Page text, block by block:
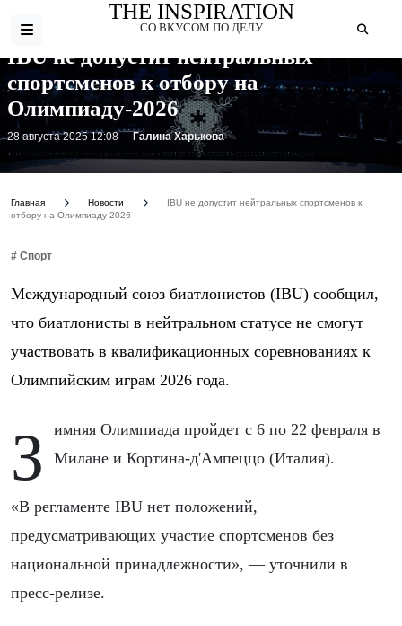
THE INSPIRATION
СО ВКУСОМ ПО ДЕЛУ
Фото: https://kamyanske.com.ua/wp-content/uploads/2024/09/93c3fd6230048d278671340c927a45ae.jpeg
IBU не допустит нейтральных
спортсменов к отбору на
Олимпиаду-2026
28 августа 2025 12:08 Галина Харькова
Главная Новости
IBU не допустит нейтральных спортсменов к
отбору на Олимпиаду-2026
# Спорт
Международный союз биатлонистов (IBU) сообщил,
что биатлонисты в нейтральном статусе не смогут
участвовать в квалификационных соревнованиях к
Олимпийским играм 2026 года.
Зимняя Олимпиада пройдет с 6 по 22 февраля в Милане и Кортина-д'Ампеццо (Италия).
«В регламенте IBU нет положений,
предусматривающих участие спортсменов без
национальной принадлежности», — уточнили в
пресс-релизе.